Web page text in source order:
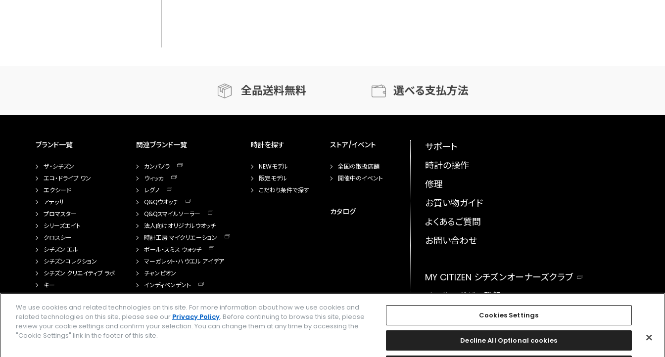
全品送料無料 選べる支払方法
ブランド一覧
ザ・シチズン
エコ・ドライブ ワン
エクシード
アテッサ
プロマスター
シリーズエイト
クロスシー
シチズン エル
シチズンコレクション
シチズン クリエイティブ ラボ
キー
関連ブランド一覧
カンパノラ
ウィッカ
レグノ
Q&Qウオッチ
Q&Qスマイルソーラー
法人向けオリジナルウオッチ
時計工房 マイクリエーション
ポール・スミス ウォッチ
マーガレット・ハウエル アイデア
チャンピオン
インディペンデント
時計を探す
NEWモデル
限定モデル
こだわり条件で探す
ストア/イベント
全国の取扱店舗
開催中のイベント
カタログ
サポート
時計の操作
修理
お買い物ガイド
よくあるご質問
お問い合わせ
MY CITIZEN シチズンオーナーズクラブ
メールマガジン登録
facebookinstagramtwitter
We use cookies and related technologies on this site. For more information about how we use cookies and
related technologies on this site, please see our Privacy Policy. Before continuing to browse this site, please
review your cookie settings and confirm your selection. You can change them at any time by accessing the
"Cookie Settings" link in the footer of this site.
Cookies Settings
Decline All Optional cookies